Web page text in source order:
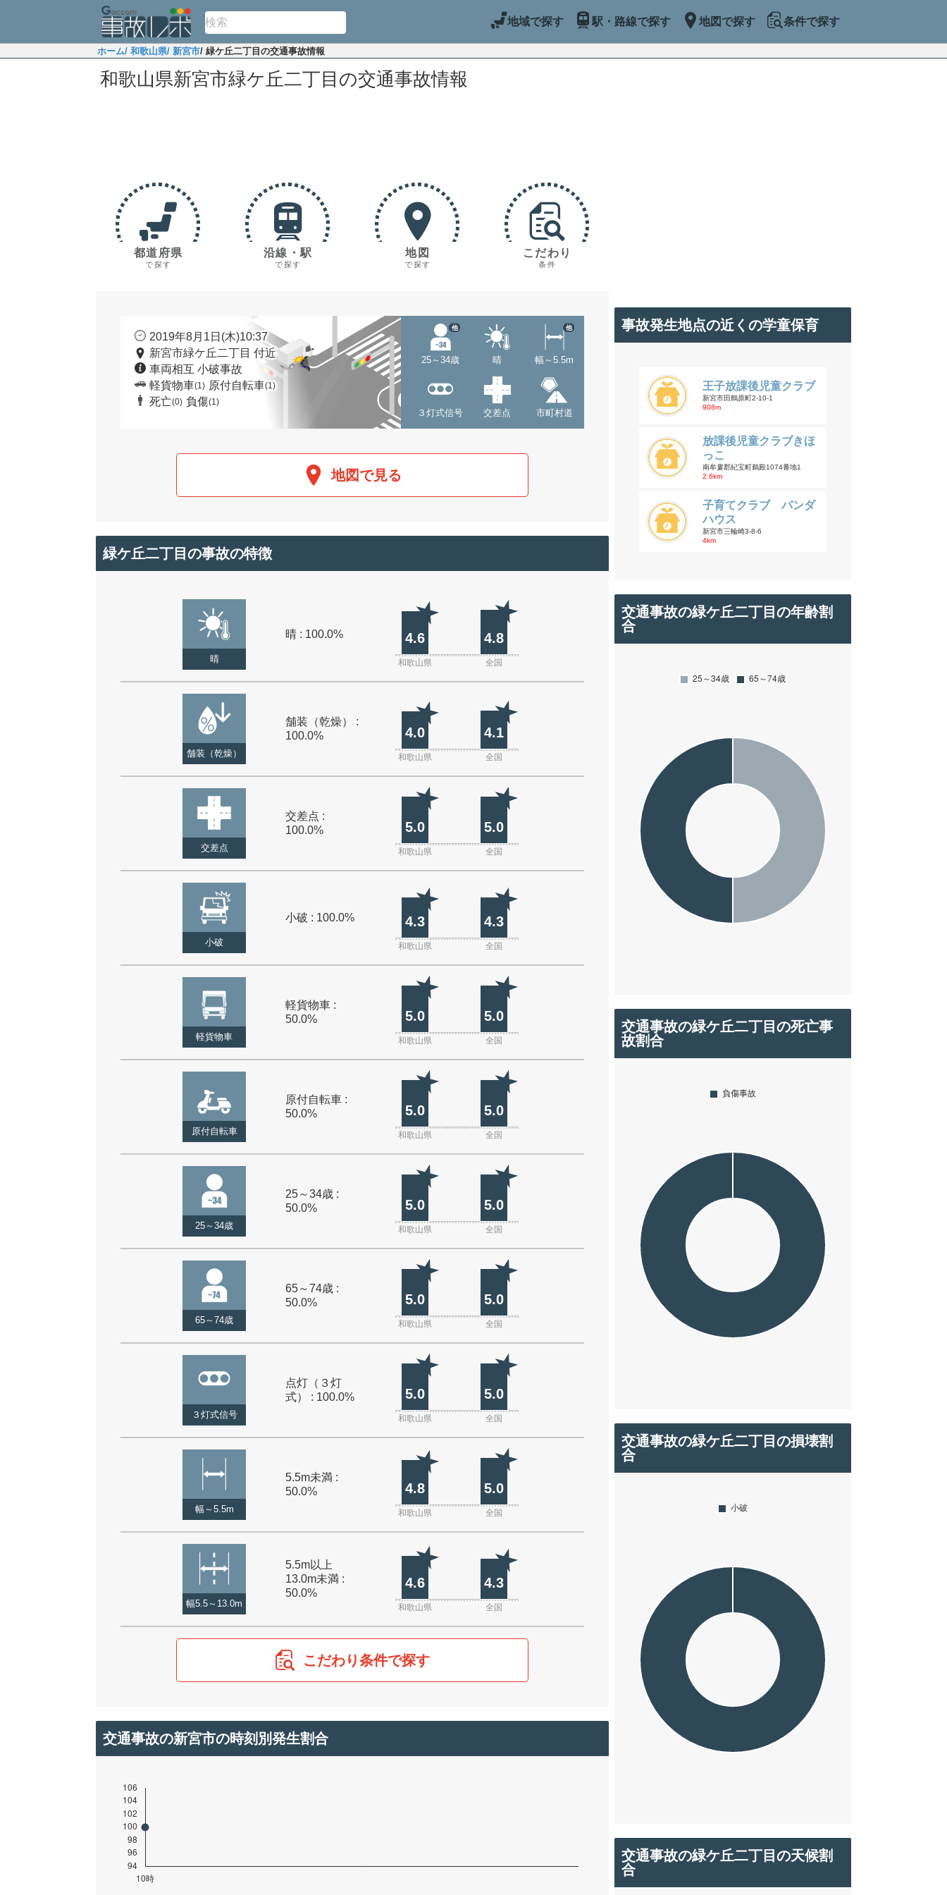
地域で探す 駅・路線で探す 地図で探す 条件で探す
ホーム/ 和歌山県/ 新宮市/ 緑ケ丘二丁目の交通事故情報
和歌山県新宮市緑ケ丘二丁目の交通事故情報
都道府県
で探す
沿線・駅
で探す
地図
で探す
こだわり
条件
2019年8月1日(木)10:37
新宮市緑ケ丘二丁目 付近
車両相互 小破事故
軽貨物車(1) 原付自転車(1)
死亡(0) 負傷(1)
25～34歳
他
晴 幅～5.5m
他
３灯式信号 交差点 市町村道
地図で見る
緑ケ丘二丁目の事故の特徴
晴
晴 : 100.0% 4.6 4.8
和歌山県 全国
舗装（乾燥）
舗装（乾燥） :
100.0%
4.0 4.1
和歌山県 全国
交差点
交差点 :
100.0%
5.0 5.0
和歌山県 全国
小破
小破 : 100.0% 4.3 4.3
和歌山県 全国
軽貨物車
軽貨物車 :
50.0%
5.0 5.0
和歌山県 全国
原付自転車
原付自転車 :
50.0%
5.0 5.0
和歌山県 全国
25～34歳
25～34歳 :
50.0%
5.0 5.0
和歌山県 全国
65～74歳
65～74歳 :
50.0%
5.0 5.0
和歌山県 全国
３灯式信号
点灯（３灯
式） : 100.0%
5.0 5.0
和歌山県 全国
幅～5.5m
5.5m未満 :
50.0%
4.8 5.0
和歌山県 全国
幅5.5～13.0m
5.5m以上
13.0m未満 :
50.0%
4.6 4.3
和歌山県 全国
こだわり条件で探す
交通事故の新宮市の時刻別発生割合
事故発生地点の近くの学童保育
王子放課後児童クラブ
新宮市田鶴原町2-10-1
908m
放課後児童クラブきほ
っこ
南牟婁郡紀宝町鵜殿1074番地1
2.6km
子育てクラブ パンダ
ハウス
新宮市三輪崎3-8-6
4km
交通事故の緑ケ丘二丁目の年齢割
合
交通事故の緑ケ丘二丁目の死亡事
故割合
交通事故の緑ケ丘二丁目の損壊割
合
交通事故の緑ケ丘二丁目の天候割
合